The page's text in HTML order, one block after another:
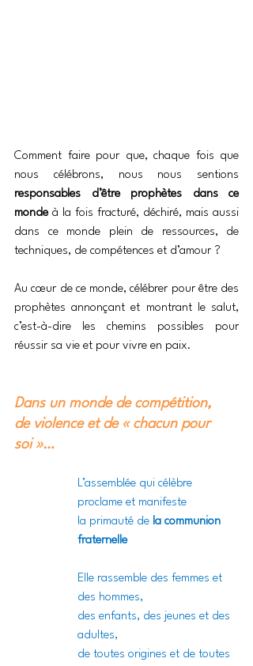
Comment faire pour que, chaque fois que
responsables d’être prophètes dans ce
monde à la fois fracturé, déchiré, mais aussi
dans ce monde plein de ressources, de
techniques, de compétences et d’amour ?
Au cœur de ce monde, célébrer pour être des
prophètes annonçant et montrant le salut,
c’est-à-dire les chemins possibles pour
réussir sa vie et pour vivre en paix.
Dans un monde de compétition,
de violence et de « chacun pour
soi »…
L’assemblée qui célèbre
proclame et manifeste
la primauté de la communion
fraternelle
Elle rassemble des femmes et
des hommes,
des enfants, des jeunes et des
adultes,
de toutes origines et de toutes